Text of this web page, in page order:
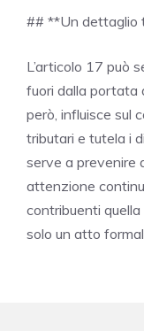
## **Un dettaglio
L’articolo 17 può
fuori dalla portata
però, influisce sul
tributari e tutela i
serve a prevenire
attenzione
contribuenti quella
solo un atto